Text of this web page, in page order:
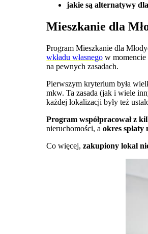
jakie są alternatywy
Mieszkanie dla
Program Mieszkanie dla
wkładu własnego w
na pewnych zasadach.
Pierwszym kryterium była
mkw. Ta zasada (jak i wiele
każdej lokalizacji były też
Program współpracował z
nieruchomości, aokres spłaty
Co więcej,zakupiony lokal